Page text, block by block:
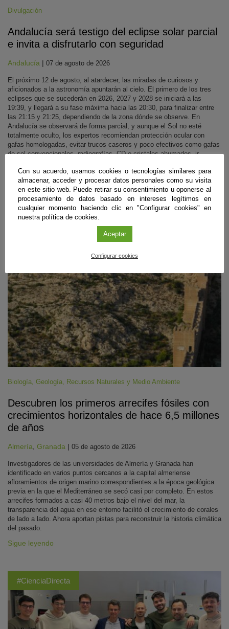
Divulgación
Andalucía será testigo del eclipse solar parcial
e invita a disfrutarlo con seguridad
Andalucía | 07 de agosto de 2026
El próximo 12 de agosto, al atardecer, las miradas de curiosos y
aficionados a la astronomía apuntarán al cielo. El primero de los tres
eclipses que se sucederán en 2026, 2027 y 2028 se iniciará a las
19:39, y llegará a su fase máxima hacia las 20:30, para finalizar entre
las 21:15 y 21:25, dependiendo de la zona dónde se observe. En
Andalucía se observará de forma parcial, y aunque el Sol no esté
totalmente oculto, los expertos recomiendan protección ocular con
gafas homologadas, evitar trucos caseros y poco efectivos como gafas
de sol convencionales, radiografías, CD o cristales ahumados, ir
lugares abiertos y seguros, siempre mirando al horizonte occidental
despejado.
Sigue leyendo
Biología, Geología, Recursos Naturales y Medio Ambiente
Descubren los primeros arrecifes fósiles con
crecimientos horizontales de hace 6,5 millones
de años
Almería Granada | 05 de agosto de 2026
Investigadores de las universidades de Almería y Granada han
identificado en varios puntos cercanos a la capital almeriense
afloramientos de origen marino correspondientes a la época geológica
previa en la que el Mediterráneo se secó casi por completo. En estos
arrecifes formados a casi 40 metros bajo el nivel del mar, la
transparencia del agua en ese entorno facilitó el crecimiento de corales
de lado a lado. Ahora aportan pistas para reconstruir la historia climática
del pasado.
Sigue leyendo
#CienciaDirecta
Con su acuerdo, usamos cookies o tecnologías similares para
almacenar, acceder y procesar datos personales como su visita
en este sitio web. Puede retirar su consentimiento u oponerse al
procesamiento de datos basado en intereses legítimos en
cualquier momento haciendo clic en "Configurar cookies" en
nuestra política de cookies.
Aceptar
Configurar cookies